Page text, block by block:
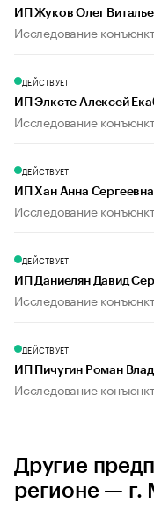
ИП Жуков Олег
Исследование
ДЕЙСТВУЕТ
ИП Элксте Алексей
Исследование
ДЕЙСТВУЕТ
ИП Хан Анна Сергеевна
Исследование
ДЕЙСТВУЕТ
ИП Даниелян Давид
Исследование
ДЕЙСТВУЕТ
ИП Пичугин Роман
Исследование
Другие
регионе — г.